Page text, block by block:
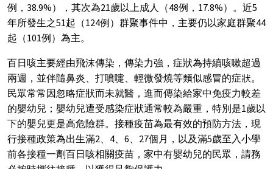
例，38.9%），其次為21歲以上成人（48例，17.8%）。近5
年所發生之51起（124例）群聚事件中，主要仍以家庭群聚44
起（101例）為主。
百日咳主要經由飛沫傳染，傳染力強，症狀為持續咳嗽超過
兩週，並伴隨鼻炎、打噴嚏、輕微發燒等類似感冒的症狀。
民眾常常因忽略症狀而未就醫，進而傳染給家中免疫力較差
的嬰幼兒；嬰幼兒遭受感染症狀通常較為嚴重，特別是1歲以
下的嬰兒更是高危險群。接種疫苗為最有效的預防方法，現
行接種政策為出生滿2、4、6、27個月，以及滿5歲至入小學
前各接種一劑百日咳相關疫苗，家中有嬰幼兒的民眾，請務